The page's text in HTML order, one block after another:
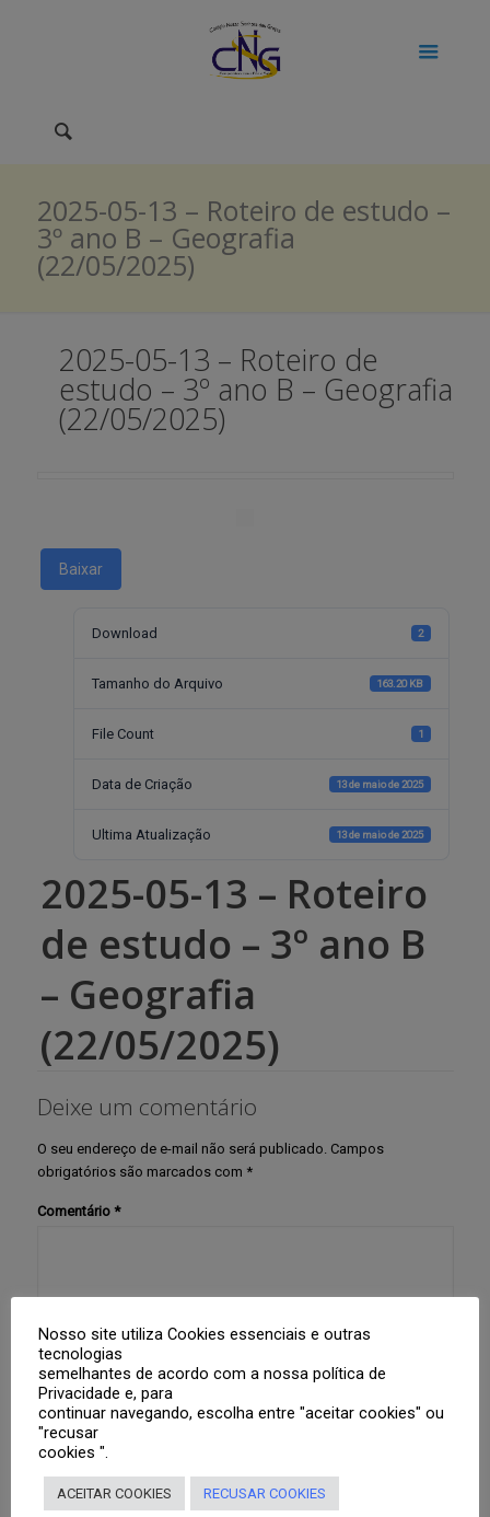
2025-05-13 – Roteiro de estudo –
3º ano B – Geografia
(22/05/2025)
2025-05-13 – Roteiro de
estudo – 3º ano B – Geografia
(22/05/2025)
Baixar
Download 2
Tamanho do Arquivo 163.20 KB
File Count 1
Data de Criação 13 de maio de 2025
Ultima Atualização 13 de maio de 2025
2025-05-13 – Roteiro
de estudo – 3º ano B
– Geografia
(22/05/2025)
Deixe um comentário
O seu endereço de e-mail não será publicado. Campos
obrigatórios são marcados com *
Comentário *
Nome*
E-mail*
Nosso site utiliza Cookies essenciais e outras
tecnologias
semelhantes de acordo com a nossa política de
Privacidade e, para
continuar navegando, escolha entre "aceitar cookies" ou
"recusar
cookies ".
ACEITAR COOKIES RECUSAR COOKIES